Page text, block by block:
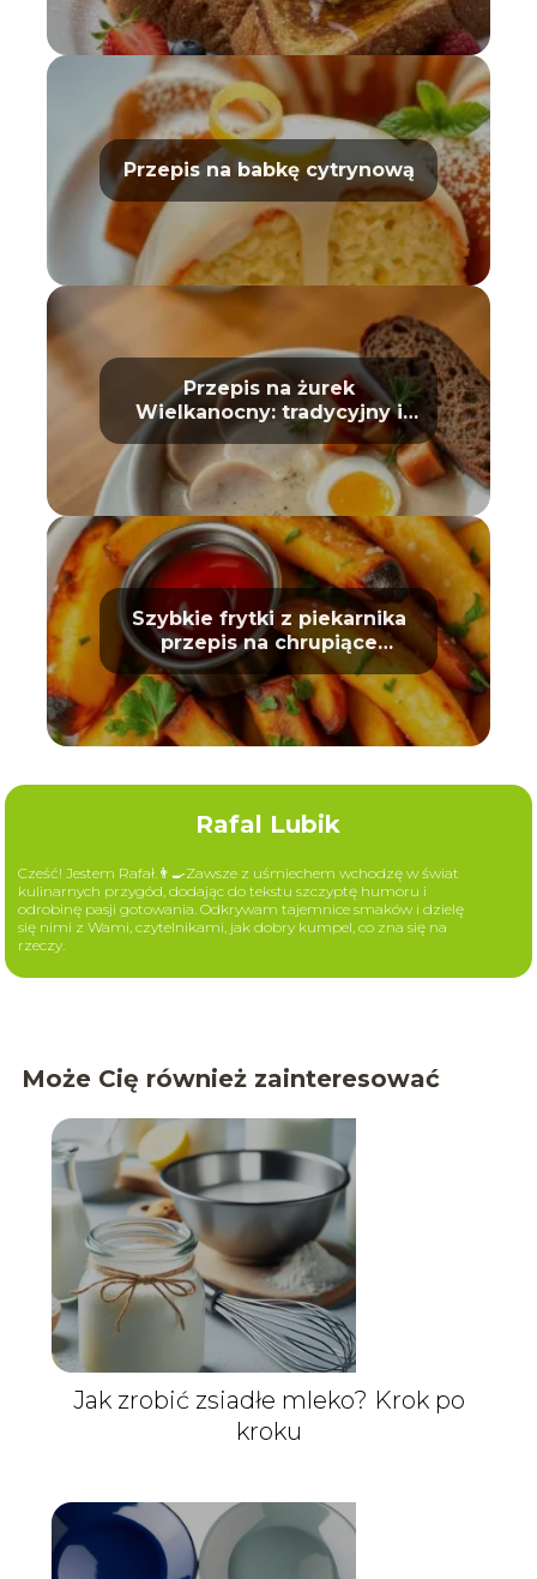
Przepis na babkę cytrynową
Przepis na żurek
Wielkanocny: tradycyjny i
prosty
Szybkie frytki z piekarnika
przepis na chrupiące
ziemniaki
Rafal Lubik
Cześć! Jestem Rafał.👨‍🍳Zawsze z uśmiechem wchodzę w świat
kulinarnych przygód, dodając do tekstu szczyptę humoru i
odrobinę pasji gotowania. Odkrywam tajemnice smaków i dzielę
się nimi z Wami, czytelnikami, jak dobry kumpel, co zna się na
rzeczy.
Może Cię również zainteresować
Jak zrobić zsiadłe mleko? Krok po
kroku